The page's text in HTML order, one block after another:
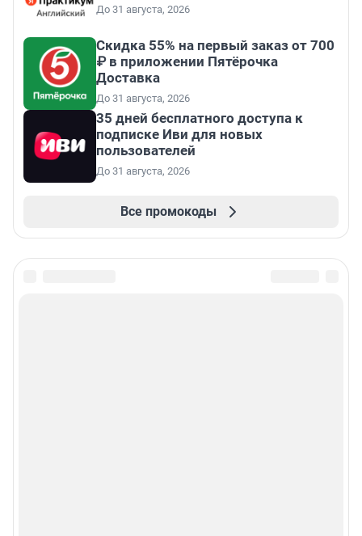
До 31 августа, 2026
Скидка 55% на первый заказ от 700
₽ в приложении Пятёрочка
Доставка
До 31 августа, 2026
35 дней бесплатного доступа к
подписке Иви для новых
пользователей
До 31 августа, 2026
Все промокоды